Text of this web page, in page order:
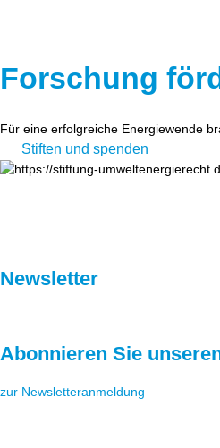
Forschung
Für eine erfolgreiche Energiewende
Stiften und spenden
Newsletter
Abonnieren Sie
zur Newsletteranmeldung